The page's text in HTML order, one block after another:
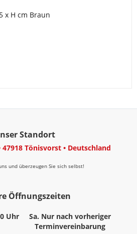
x H cm Braun
Standort
47918 Tönisvorst• Deutschland
und überzeugen Sie sich selbst!
Öffnungszeiten
Uhr
Sa. Nur nach vorheriger
Terminvereinbarung